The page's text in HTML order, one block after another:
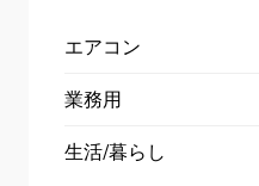
エアコン
業務用
生活/暮らし